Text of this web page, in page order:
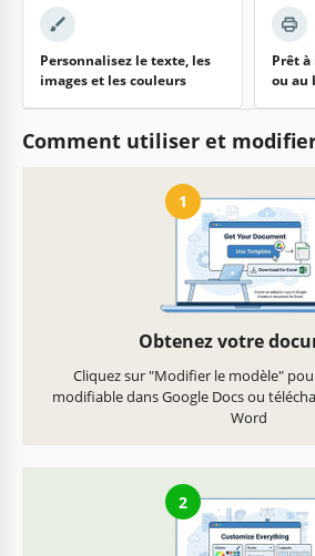
Personnalisez le texte, les
images et les couleurs
Prêt
ou au
Comment utiliser et
1
Obtenez votre
Cliquez sur "Modifier le modèle"
modifiable dans Google Docs ou
Word
2